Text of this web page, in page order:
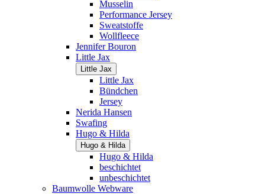
Musselin
Performance Jersey
Sweatstoffe
Wollfleece
Jennifer Bouron
Little Jax
Little Jax
Little Jax
Bündchen
Jersey
Nerida Hansen
Swafing
Hugo & Hilda
Hugo & Hilda
Hugo & Hilda
beschichtet
unbeschichtet
Baumwolle Webware